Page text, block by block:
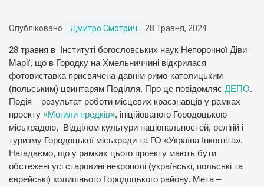
Опубліковано Дмитро Смотрич 28 Травня, 2024
28 травня в Інституті богословських наук Непорочної Діви
Марії, що в Городку на Хмельниччині відкрилася
фотовиставка присвячена давнім римо-католицьким
(польським) цвинтарям Поділля. Про це повідомляє ДЕПО.
Подія – результат роботи місцевих краєзнавців у рамках
проекту «Могили предків», ініційованого Городоцькою
міськрадою, Відділом культури національностей, релігій і
туризму Городоцької міськради та ГО «Україна Інкогніта».
Нагадаємо, що у рамках цього проекту мають бути
обстежені усі старовині некрополі (українські, польські та
єврейські) колишнього Городоцького району. Мета –